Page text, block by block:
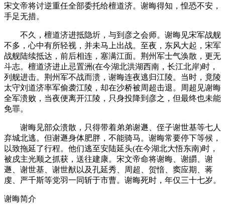
宋文帝将讨逆重任全部委托给檀道济。谢晦得知，惶恐不安，
手足无措。
不久，檀道济进抵隐圻，与到彦之会师。谢晦见宋军战舰
不多，心中有所轻视，并未马上出战。至夜，东风大起，宋军
战舰陆续抵达，前后相连，塞满江面。荆州军士气涣散，更无
斗志。檀道济进止忌置洲(在今湖北洪湖西南，长江北岸)时，
列舰进击。荆州军不战而溃，谢晦连夜逃归江陵。当时，竟陵
太守刘道济率军偷袭江陵，却在沙桥被周超击退。周超见谢晦
全军溃败，当夜便离开江陵，只身投降到彦之，但最终也未能
免罪。
谢晦见部众溃散，只得带着弟弟谢遯、侄子谢世基等七人
弃城北逃。但谢遯身体肥胖，不能骑马。谢晦常要停下等候，
以致拖延了行程。他们逃至安陆延头(在今湖北大悟东南)时，
被戍主光顺之抓获，送往建康。宋文帝命将谢晦、谢皭、谢
遯、谢世基、谢世猷以及孔延秀、周超、贺愔、窦应期、蒋
虔、严千斯等党羽一同斩于市曹。谢晦死时，年仅三十七岁。
谢晦简介